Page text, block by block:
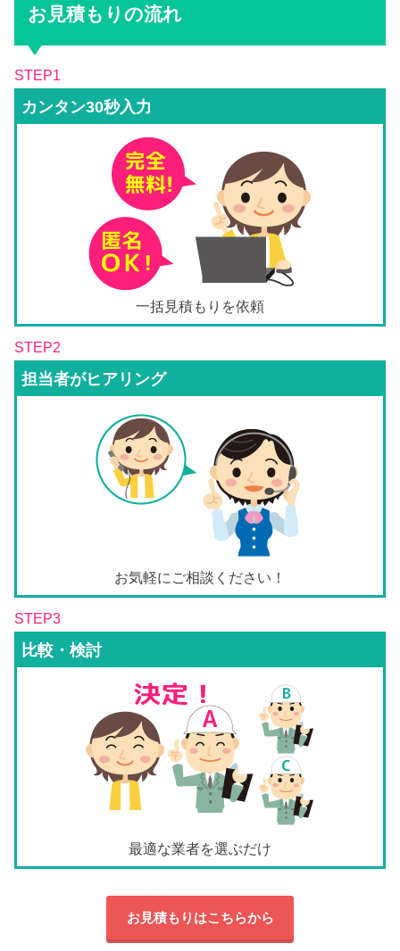
お見積もりの流れ
STEP1
カンタン30秒入力
一括見積もりを依頼
STEP2
担当者がヒアリング
お気軽にご相談ください！
STEP3
比較・検討
最適な業者を選ぶだけ
お見積もりはこちらから